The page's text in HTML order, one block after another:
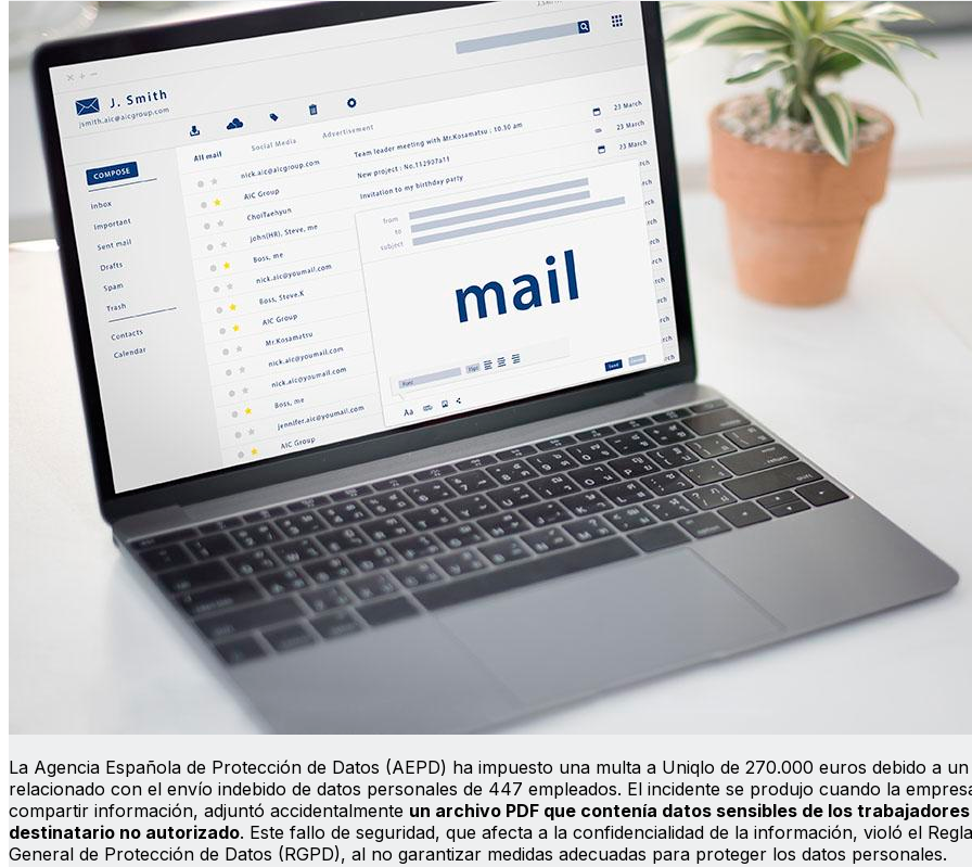
La Agencia Española de Protección de Datos (AEPD) ha impuesto una multa a Uniqlo de 270.000 euros debido a
relacionado con el envío indebido de datos personales de 447 empleados. El incidente se produjo cuando la
compartir información, adjuntó accidentalmente un archivo PDF que contenía datos sensibles de los
destinatario no autorizado. Este fallo de seguridad, que afecta a la confidencialidad de la información, violó el
General de Protección de Datos (RGPD), al no garantizar medidas adecuadas para proteger los datos personales.